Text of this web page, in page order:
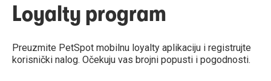
Loyalty program
Preuzmite PetSpot mobilnu loyalty aplikaciju i registrujte
korisnički nalog. Očekuju vas brojni popusti i pogodnosti.